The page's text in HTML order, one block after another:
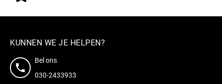
KUNNEN WE JE HELPEN?
Bel ons
030-2433933